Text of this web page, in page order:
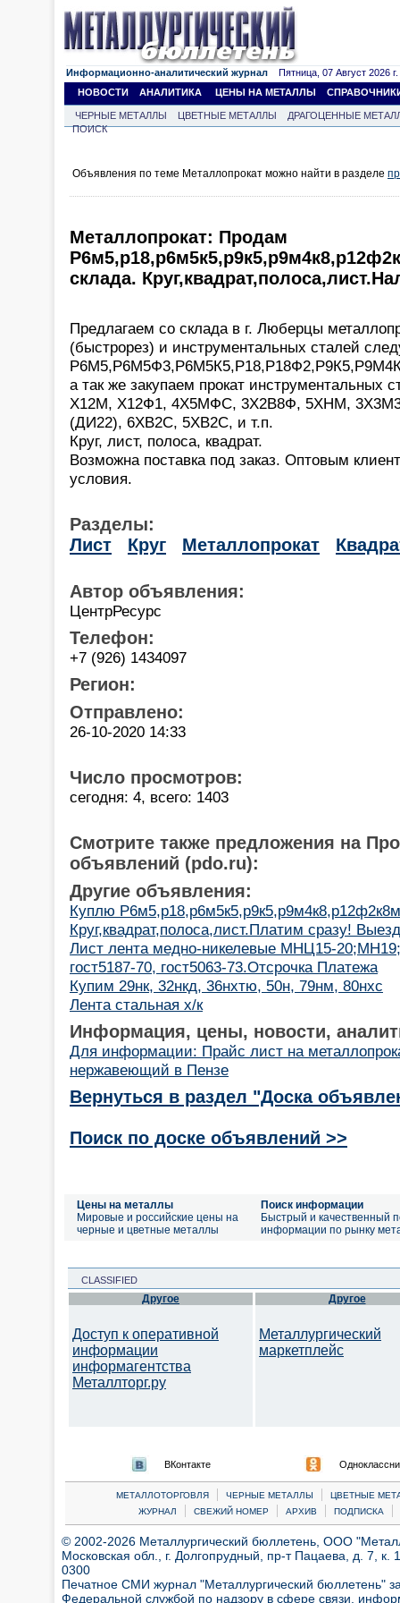
Информационно-аналитический журнал Пятница, 07 Август 2026 г.
НОВОСТИ
АНАЛИТИКА ЦЕНЫ НА МЕТАЛЛЫ
ЧЕРНЫЕ МЕТАЛЛЫ ЦВЕТНЫЕ МЕТАЛЛЫ
ДРАГОЦЕННЫЕ
ПОИСК
Объявления по теме Металлопрокат можно найти в разделе
Металлопрокат: Продам
склада.
Предлагаем со склада в г. Люберцы
(быстрорез) и инструментальных сталей
а так же закупаем прокат
Х12М, Х12Ф1, 4Х5МФС, 3Х2В8Ф, 5ХНМ,
(ДИ22), 6ХВ2С, 5ХВ2С, и т.п.
Круг, лист, полоса, квадрат.
Возможна поставка под заказ. Оптовым
условия.
Разделы:
Лист
Круг Металлопрокат
Автор объявления:
ЦентрРесурс
Телефон:
+7 (926) 1434097
Регион:
Отправлено:
26-10-2020 14:33
Число просмотров:
сегодня: 4, всего: 1403
Смотрите также предложения на
объявлений (pdo.ru):
Другие объявления:
Куплю
Круг,квадрат,полоса,лист.Платим сразу! Выезд
Лист лента медно-никелевые МНЦ15-
гост5187-70, гост5063-73.Отсрочка Платежа
Купим 29нк, 32нкд, 36нхтю, 50н, 79нм, 80нхс
Лента стальная х/к
Информация, цены, новости,
Для информации: Прайс лист на
нержавеющий в Пензе
Вернуться в раздел "Доска
Поиск по доске объявлений >>
Цены на металлы
Мировые и российские цены на
черные и цветные металлы
Поиск информации
Быстрый и качественный
информации по рынку
CLASSIFIED
Другое
Доступ к оперативной
информации
информагентства
Металлторг.ру
Другое
Металлургический
маркетплейс
ВКонтакте
МЕТАЛЛОТОРГОВЛЯ | ЧЕРНЫЕ МЕТАЛЛЫ |
ЦВЕТНЫЕ
ЖУРНАЛ
| СВЕЖИЙ НОМЕР | АРХИВ | ПОДПИСКА |
© 2002-2026 Металлургический бюллетень, ООО
Московская обл., г. Долгопрудный, пр-т Пацаева, д. 7,
0300
Печатное СМИ журнал "Металлургический бюллетень"
Федеральной службой по надзору в сфере связи,